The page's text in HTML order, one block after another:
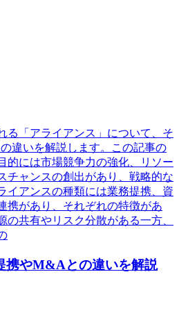
る「アライアンス」について、そ
違いを解説します。この記事の
的には市場競争力の強化、リソー
チャンスの創出があり、戦略的な
イアンスの種類には業務提携、資
携があり、それぞれの特徴があ
の共有やリスク分散がある一方、
携やM&Aとの違いを解説